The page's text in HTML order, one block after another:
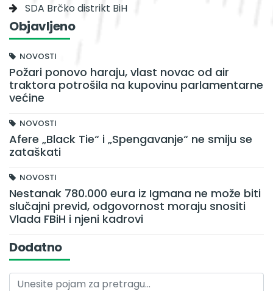
SDA Brčko distrikt BiH
Objavljeno
NOVOSTI
Požari ponovo haraju, vlast novac od air
traktora potrošila na kupovinu parlamentarne
većine
NOVOSTI
Afere „Black Tie“ i „Spengavanje“ ne smiju se
zataškati
NOVOSTI
Nestanak 780.000 eura iz Igmana ne može biti
slučajni previd, odgovornost moraju snositi
Vlada FBiH i njeni kadrovi
Dodatno